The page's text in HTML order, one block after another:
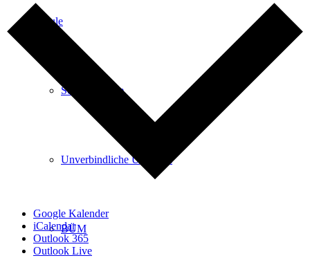
Schule
Schwerpunkte
Unverbindliche Übungen
BÜM
Google Kalender
iCalendar
Outlook 365
Outlook Live